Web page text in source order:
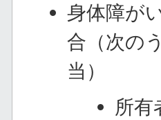
身体障が
合（次の
当）
所有